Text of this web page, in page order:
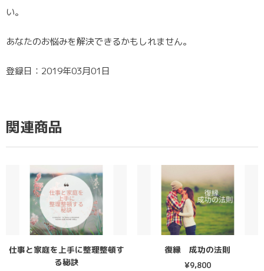
い。
あなたのお悩みを解決できるかもしれません。
登録日：2019年03月01日
関連商品
仕事と家庭を上手に整理整頓す
る秘訣
復縁 成功の法則
¥9,800